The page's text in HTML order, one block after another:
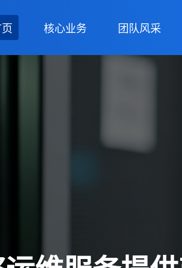
核心业务 团队风采